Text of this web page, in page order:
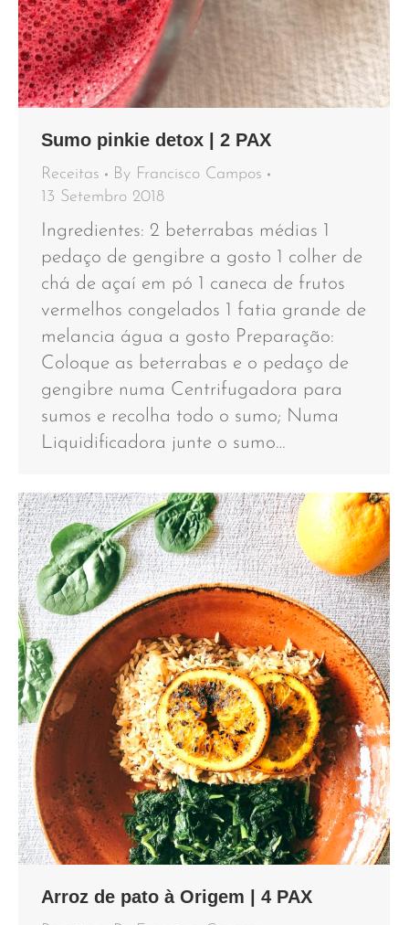
Sumo pinkie detox | 2 PAX
Receitas By Francisco Campos
13 Setembro 2018
Ingredientes: 2 beterrabas médias 1
pedaço de gengibre a gosto 1 colher de
chá de açaí em pó 1 caneca de frutos
vermelhos congelados 1 fatia grande de
melancia água a gosto Preparação:
Coloque as beterrabas e o pedaço de
gengibre numa Centrifugadora para
sumos e recolha todo o sumo; Numa
Liquidificadora junte o sumo…
Arroz de pato à Origem | 4 PAX